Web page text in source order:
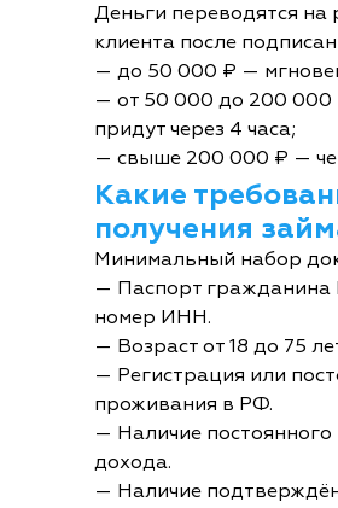
Деньги переводятся на
клиента после
— до 50 000 ₽ —
— от 50 000 до 200 000
придут через 4 часа;
— свыше 200 000 ₽ —
Какие
получения
Минимальный набор
— Паспорт
номер ИНН.
— Возраст от 18 до 75
— Регистрация или
проживания в РФ.
— Наличие постоянного
дохода.
— Наличие